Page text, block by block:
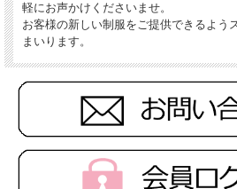
軽にお声かけくださいませ。
お客様の新しい制服をご提供できるよう
まいります。